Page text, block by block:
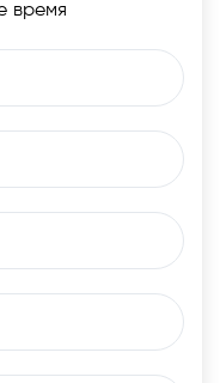
время